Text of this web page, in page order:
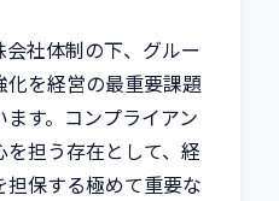
社体制の下、グルー
化を経営の最重要課題
す。コンプライアン
担う存在として、経
保する極めて重要な